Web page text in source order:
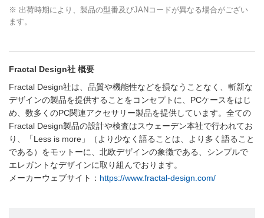
※ 出荷時期により、製品の型番及びJANコードが異なる場合がござい
ます。
Fractal Design社 概要
Fractal Design社は、品質や機能性などを損なうことなく、斬新な
デザインの製品を提供することをコンセプトに、PCケースをはじ
め、数多くのPC関連アクセサリー製品を提供しています。全ての
Fractal Design製品の設計や検査はスウェーデン本社で行われてお
り、「Less is more」（より少なく語ることは、より多く語ること
である）をモットーに、北欧デザインの象徴である、シンプルで
エレガントなデザインに取り組んでおります。
メーカーウェブサイト： https://www.fractal-design.com/